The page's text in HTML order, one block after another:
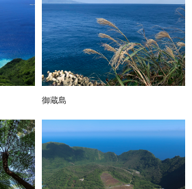
御蔵島